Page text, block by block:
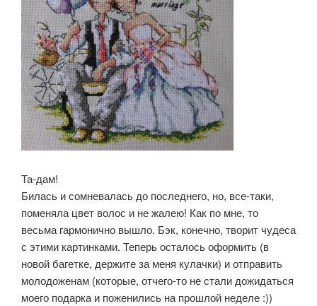
Та-дам!
Билась и сомневалась до последнего, но, все-таки,
поменяла цвет волос и не жалею! Как по мне, то
весьма гармонично вышло. Бэк, конечно, творит чудеса
с этими картинками. Теперь осталось оформить (в
новой багетке, держите за меня кулачки) и отправить
молодоженам (которые, отчего-то не стали дожидаться
моего подарка и поженились на прошлой неделе :))